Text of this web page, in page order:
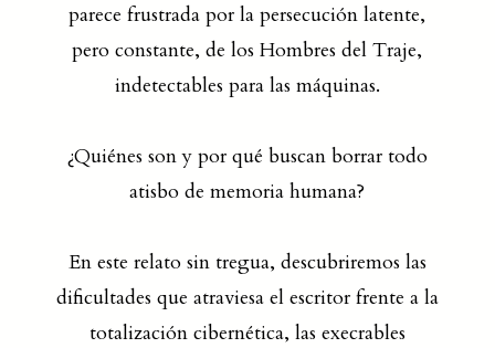
parece frustrada por la persecución latente,
pero constante, de los Hombres del Traje,
indetectables para las máquinas.
¿Quiénes son y por qué buscan borrar todo
atisbo de memoria humana?
En este relato sin tregua, descubriremos las
dificultades que atraviesa el escritor frente a la
totalización cibernética, las execrables